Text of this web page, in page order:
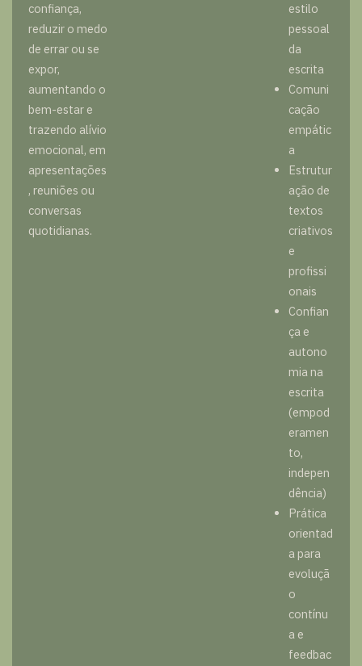
confiança,
reduzir o medo
de errar ou se
expor,
aumentando o
bem-estar e
trazendo alívio
emocional, em
apresentações
, reuniões ou
conversas
quotidianas.
estilo
pessoal
da
escrita
Comuni
cação
empátic
a
Estrutur
ação de
textos
criativos
e
profissi
onais
Confian
ça e
autono
mia na
escrita
(empod
eramen
to,
indepen
dência)
Prática
orientad
a para
evoluçã
o
contínu
a e
feedbac